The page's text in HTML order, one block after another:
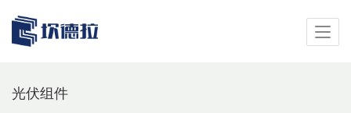
光伏组件